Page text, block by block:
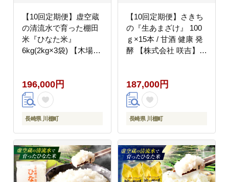
【10回定期便】虚空蔵
の清流水で育った棚田
米『ひなた米』
6kg(2kg×3袋) 【木場中
196,000円
長崎県 川棚町
【10回定期便】さきち
の『生あまざけ』 100
ｇ×15本 / 甘酒 健康 発
酵 【株式会社 咲吉】
187,000円
長崎県 川棚町